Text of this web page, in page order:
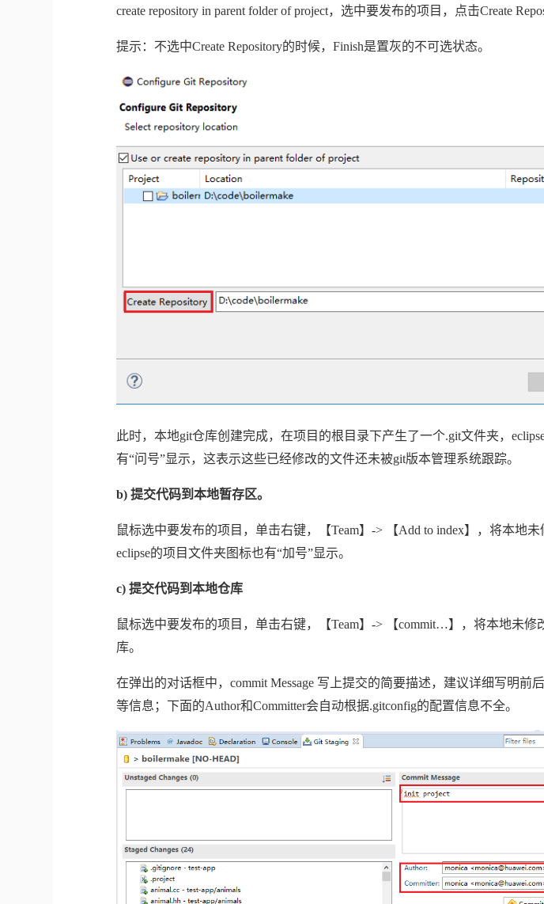
create repository in parent folder of project，选中要发布的项目，点击Create
提示：不选中Create Repository的时候，Finish是置灰的不可选状态。
此时，本地git仓库创建完成，在项目的根目录下产生了一个.git文件夹，
有“问号”显示，这表示这些已经修改的文件还未被git版本管理系统跟踪。
b)提交代码到本地暂存区。
鼠标选中要发布的项目，单击右键，【Team】-> 【Add to index】，将本地未
eclipse的项目文件夹图标也有“加号”显示。
c)提交代码到本地仓库
鼠标选中要发布的项目，单击右键，【Team】-> 【commit…】，将本地未修
库。
在弹出的对话框中，commit Message 写上提交的简要描述，建议详细写明前
等信息；下面的Author和Committer会自动根据.gitconfig的配置信息不全。